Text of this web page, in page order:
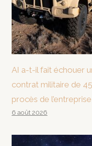
AI a-t-il fait échouer
contrat militaire de
procès de
6 août 2026